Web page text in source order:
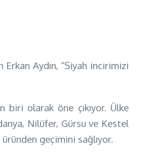
Aydın, “Siyah incirimizi
olarak öne çıkıyor. Ülke
Nilüfer, Gürsu ve Kestel
geçimini sağlıyor.